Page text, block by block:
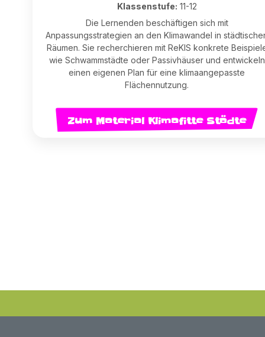
Klassenstufe: 11-12
Die Lernenden beschäftigen sich mit
Anpassungsstrategien an den Klimawandel in
Räumen. Sie recherchieren mit ReKIS konkrete
wie Schwammstädte oder Passivhäuser und entwickeln
einen eigenen Plan für eine klimaangepasste
Flächennutzung.
Zum Material Klimafitte Städte